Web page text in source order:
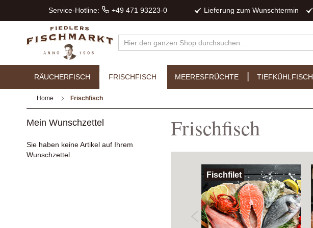
Service-Hotline: +49 471 93223-0 Lieferung zum Wunschtermin
RÄUCHERFISCH FRISCHFISCH MEERESFRÜCHTE TIEFKÜHLFISCH
Home Frischfisch
Frischfisch
Fischfilet
Mein Wunschzettel
Sie haben keine Artikel auf Ihrem
Wunschzettel.